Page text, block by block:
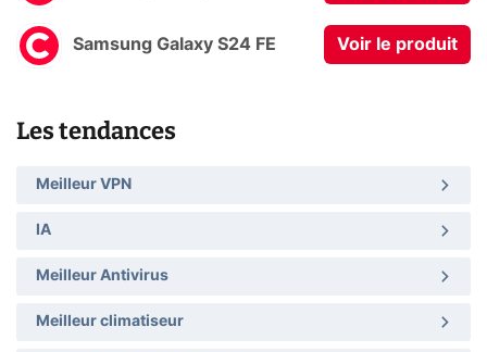
Samsung Galaxy S24 FE Voir le produit
Les tendances
Meilleur VPN
IA
Meilleur Antivirus
Meilleur climatiseur